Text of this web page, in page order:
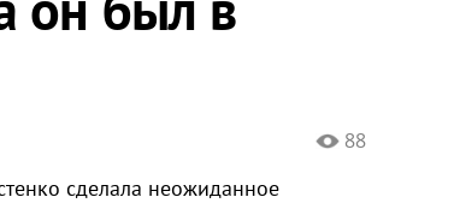
88
сделала неожиданное